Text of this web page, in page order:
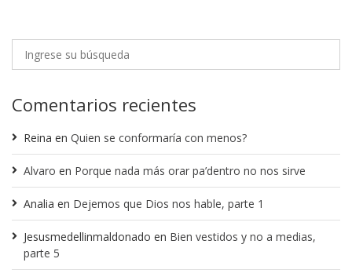
Comentarios recientes
Reina en Quien se conformaría con menos?
Alvaro en Porque nada más orar pa’dentro no nos sirve
Analia en Dejemos que Dios nos hable, parte 1
Jesusmedellinmaldonado en Bien vestidos y no a medias,
parte 5